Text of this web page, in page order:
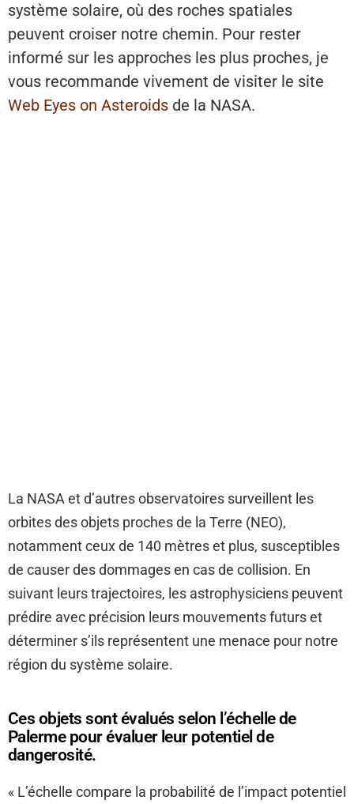
système solaire, où des roches spatiales
peuvent croiser notre chemin. Pour rester
informé sur les approches les plus proches, je
vous recommande vivement de visiter le site
Web Eyes on Asteroids de la NASA.
La NASA et d’autres observatoires surveillent les
orbites des objets proches de la Terre (NEO),
notamment ceux de 140 mètres et plus, susceptibles
de causer des dommages en cas de collision. En
suivant leurs trajectoires, les astrophysiciens peuvent
prédire avec précision leurs mouvements futurs et
déterminer s’ils représentent une menace pour notre
région du système solaire.
Ces objets sont évalués selon l’échelle de
Palerme pour évaluer leur potentiel de
dangerosité.
« L’échelle compare la probabilité de l’impact potentiel